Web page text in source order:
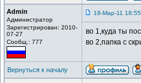
Admin
Администратор
Зарегистрирован: 2010-
07-27
Сообщ.: 777
18-Мар-11 18:55
во 1,куда ты
во 2,папка c
Вернуться к началу